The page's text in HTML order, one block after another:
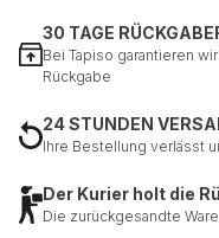
30 TAGE
Bei Tapiso garantieren
Rückgabe
24 STUNDEN
Ihre Bestellung verlässt
Der Kurier holt die
Die zurückgesandte